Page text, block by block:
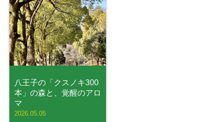
八王子の「クスノキ300
本」の森と、覚醒のアロ
マ
2026.05.05